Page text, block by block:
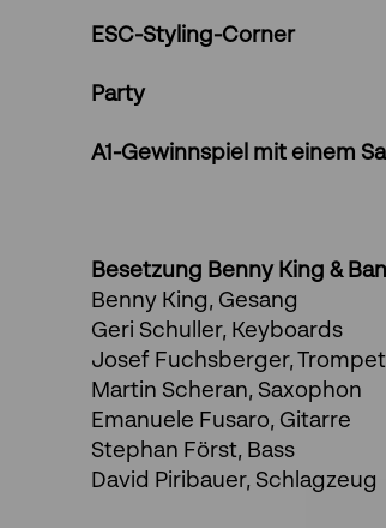
ESC-Styling-Corner
Party
A1-Gewinnspiel mit einem
Besetzung Benny King &
Benny King, Gesang
Geri Schuller, Keyboards
Josef Fuchsberger,
Martin Scheran, Saxophon
Emanuele Fusaro, Gitarre
Stephan Först, Bass
David Piribauer, Schlagzeug